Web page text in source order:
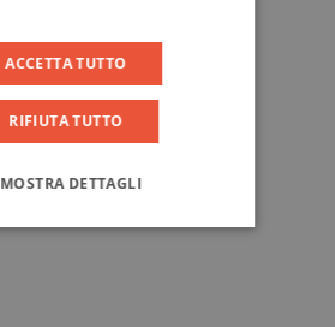
ACCETTA TUTTO
RIFIUTA TUTTO
MOSTRA DETTAGLI